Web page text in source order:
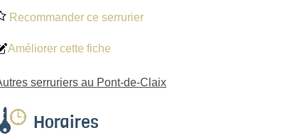
Recommander ce serrurier
Améliorer cette fiche
serruriers au Pont-de-Claix
Horaires